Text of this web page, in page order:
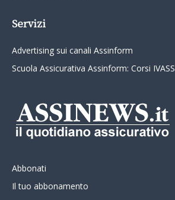
Servizi
Advertising sui canali Assinform
Scuola Assicurativa Assinform: Corsi IVASS
Abbonati
Il tuo abbonamento